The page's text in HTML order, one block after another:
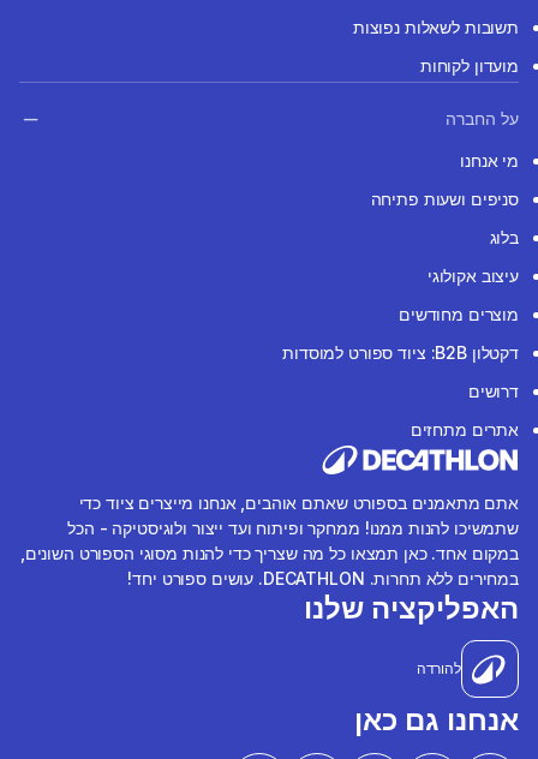
תשובות לשאלות נפוצות
מועדון לקוחות
על החברה
מי אנחנו
סניפים ושעות פתיחה
בלוג
עיצוב אקולוגי
מוצרים מחודשים
דקטלון B2B: ציוד ספורט למוסדות
דרושים
אתרים מתחזים
אתם מתאמנים בספורט שאתם אוהבים, אנחנו מייצרים ציוד כדי
שתמשיכו להנות ממנו! ממחקר ופיתוח ועד ייצור ולוגיסטיקה - הכל
במקום אחד. כאן תמצאו כל מה שצריך כדי להנות מסוגי הספורט השונים,
במחירים ללא תחרות. DECATHLON. עושים ספורט יחד!
האפליקציה שלנו
להורדה
אנחנו גם כאן